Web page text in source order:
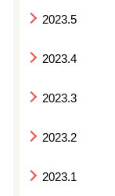
2023.5
2023.4
2023.3
2023.2
2023.1